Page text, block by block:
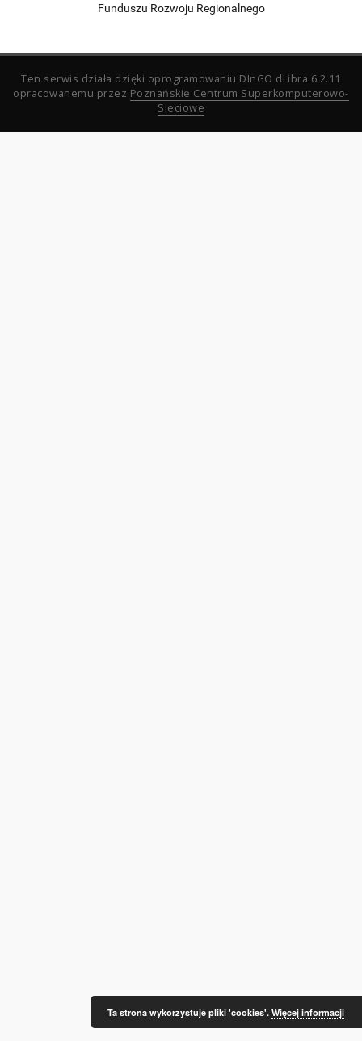
Funduszu Rozwoju Regionalnego
Ten serwis działa dzięki oprogramowaniu DInGO dLibra 6.2.11
opracowanemu przez Poznańskie Centrum Superkomputerowo-
Sieciowe
Ta strona wykorzystuje pliki 'cookies'. Więcej informacji